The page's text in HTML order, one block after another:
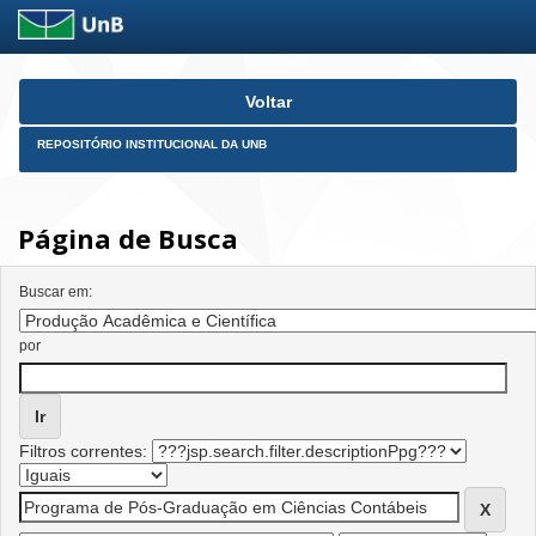
Skip
Voltar
REPOSITÓRIO INSTITUCIONAL DA UNB
Página de Busca
Buscar em:
por
Filtros correntes: